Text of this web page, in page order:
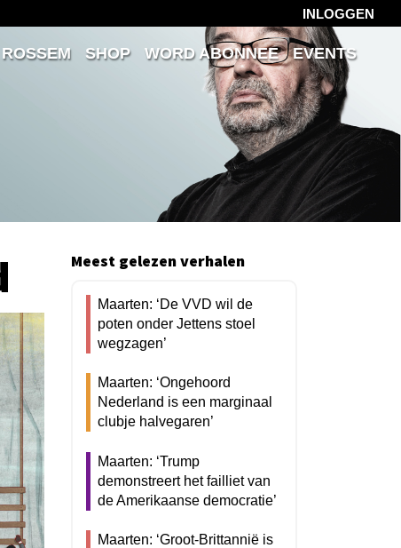
INLOGGEN
SHOP WORD ABONNEE
EVENTS
Meest gelezen verhalen
Maarten: ‘De VVD wil de
poten onder Jettens stoel
wegzagen’
Maarten: ‘Ongehoord
Nederland is een marginaal
clubje halvegaren’
Maarten: ‘Trump
demonstreert het failliet van
de Amerikaanse democratie’
Maarten: ‘Groot-Brittannië is